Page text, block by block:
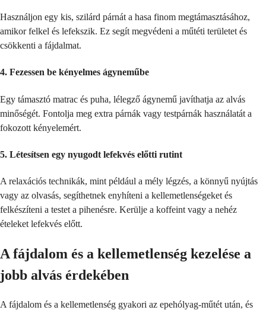
Használjon egy kis, szilárd párnát a hasa finom megtámasztásához,
amikor felkel és lefekszik. Ez segít megvédeni a műtéti területet és
csökkenti a fájdalmat.
4. Fezessen be kényelmes ágyneműbe
Egy támasztó matrac és puha, lélegző ágynemű javíthatja az alvás
minőségét. Fontolja meg extra párnák vagy testpárnák használatát a
fokozott kényelemért.
5. Létesítsen egy nyugodt lefekvés előtti rutint
A relaxációs technikák, mint például a mély légzés, a könnyű nyújtás
vagy az olvasás, segíthetnek enyhíteni a kellemetlenségeket és
felkészíteni a testet a pihenésre. Kerülje a koffeint vagy a nehéz
ételeket lefekvés előtt.
A fájdalom és a kellemetlenség kezelése a
jobb alvás érdekében
A fájdalom és a kellemetlenség gyakori az epehólyag-műtét után, és